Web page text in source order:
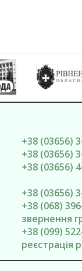
+38 (03656)
+38 (03656)
+38 (03656)
+38 (03656)
+38 (068)
звернення
+38 (099)
реєстрація